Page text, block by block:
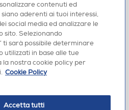
AGGIUNGIcontenuti ed
aderenti ai tuoi interessi,
social media ed analizzare le
sito. Selezionando
ti sarà possibile determinare
utilizzati in base alle tue
la nostra cookie policy per
Cookie Policy
Accetta tutti